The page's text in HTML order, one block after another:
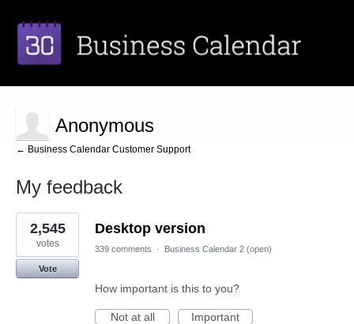
Anonymous
← Business Calendar Customer Support
My feedback
3
results
found
Desktop version
2,545
votes
Vote
339 comments · Business Calendar 2 (open)
How important is this to you?
Not at all
Important